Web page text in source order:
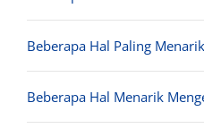
Beberapa Hal Paling
Beberapa Hal Menarik